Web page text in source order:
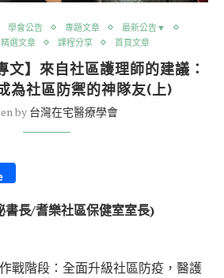
學會公告 專題文章
最新公告▼
精選文章 課程分享 首頁文章
文】來自社區護理師的建議：
為社區防禦的神隊友(上)
by 台灣在宅醫療學會
書長/耆樂社區保健室室長)
戰階段：全面升級社區防疫，醫護